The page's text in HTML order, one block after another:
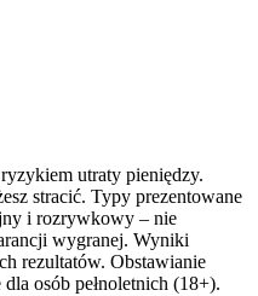
utraty pieniędzy.
stracić. Typy prezentowane
i rozrywkowy – nie
wygranej. Wyniki
rezultatów. Obstawianie
osób pełnoletnich (18+).